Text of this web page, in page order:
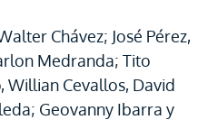
Chávez; José Pérez,
Medranda; Tito
Willian Cevallos, David
Geovanny Ibarra y